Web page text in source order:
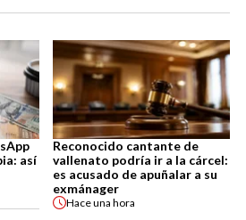
así
Reconocido cantante de
vallenato podría ir a la cárcel:
es acusado de apuñalar a su
exmánager
Haceuna hora